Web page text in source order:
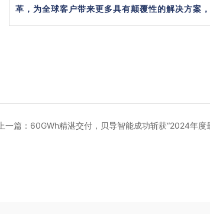
革，为全球客户带来更多具有颠覆性的解决方案
上一篇：60GWh精湛交付，贝导智能成功斩获“2024年度